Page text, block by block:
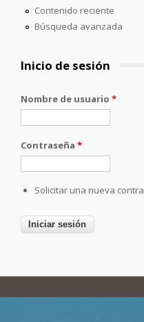
Contenido reciente
Búsqueda avanzada
Inicio de sesión
Nombre de usuario *
Contraseña *
Solicitar una nueva